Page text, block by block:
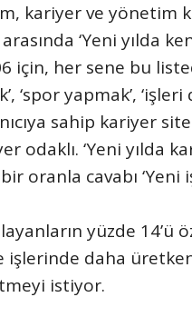
kariyer ve yönetim
‘Yeni yılda
için, her sene bu
‘spor yapmak’,
sahip kariyer
odaklı. ‘Yeni yılda
oranla cavabı ‘Yeni
yüzde 14’ü
işlerinde daha
istiyor.